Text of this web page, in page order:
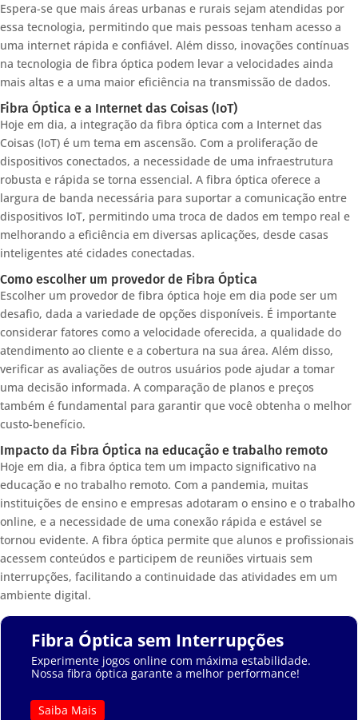
Espera-se que mais áreas urbanas e rurais sejam atendidas por
essa tecnologia, permitindo que mais pessoas tenham acesso a
uma internet rápida e confiável. Além disso, inovações contínuas
na tecnologia de fibra óptica podem levar a velocidades ainda
mais altas e a uma maior eficiência na transmissão de dados.
Fibra Óptica e a Internet das Coisas (IoT)
Hoje em dia, a integração da fibra óptica com a Internet das
Coisas (IoT) é um tema em ascensão. Com a proliferação de
dispositivos conectados, a necessidade de uma infraestrutura
robusta e rápida se torna essencial. A fibra óptica oferece a
largura de banda necessária para suportar a comunicação entre
dispositivos IoT, permitindo uma troca de dados em tempo real e
melhorando a eficiência em diversas aplicações, desde casas
inteligentes até cidades conectadas.
Como escolher um provedor de Fibra Óptica
Escolher um provedor de fibra óptica hoje em dia pode ser um
desafio, dada a variedade de opções disponíveis. É importante
considerar fatores como a velocidade oferecida, a qualidade do
atendimento ao cliente e a cobertura na sua área. Além disso,
verificar as avaliações de outros usuários pode ajudar a tomar
uma decisão informada. A comparação de planos e preços
também é fundamental para garantir que você obtenha o melhor
custo-benefício.
Impacto da Fibra Óptica na educação e trabalho remoto
Hoje em dia, a fibra óptica tem um impacto significativo na
educação e no trabalho remoto. Com a pandemia, muitas
instituições de ensino e empresas adotaram o ensino e o trabalho
online, e a necessidade de uma conexão rápida e estável se
tornou evidente. A fibra óptica permite que alunos e profissionais
acessem conteúdos e participem de reuniões virtuais sem
interrupções, facilitando a continuidade das atividades em um
ambiente digital.
Fibra Óptica sem Interrupções
Experimente jogos online com máxima estabilidade.
Nossa fibra óptica garante a melhor performance!
Saiba Mais